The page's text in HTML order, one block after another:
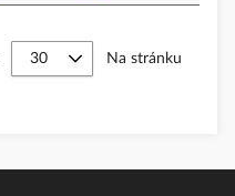
Na stránku